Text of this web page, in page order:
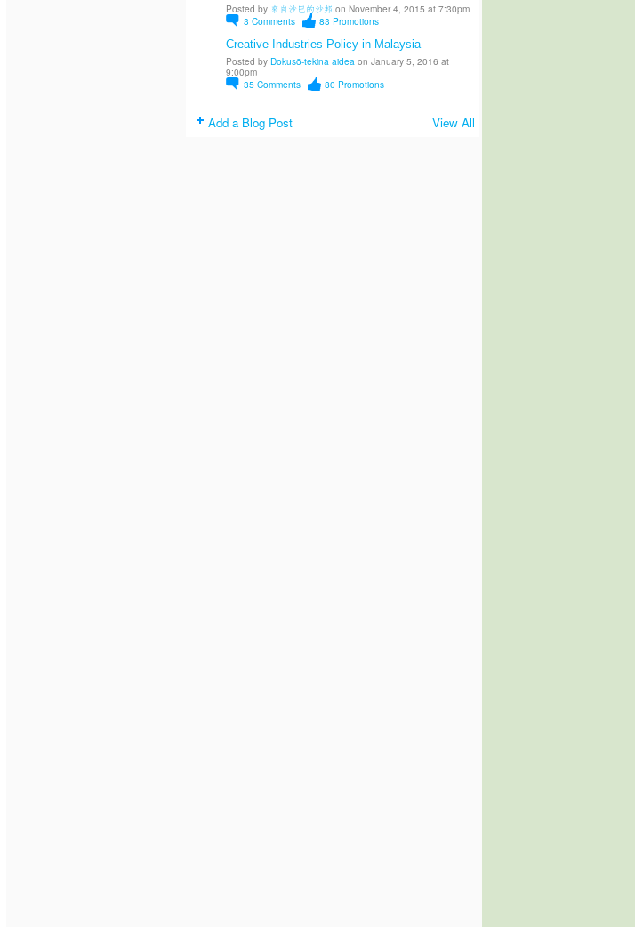
Posted by 來自沙巴的沙邦 on November 4, 2015 at 7:30pm
3 Comments 83 Promotions
Creative Industries Policy in Malaysia
Posted by Dokusō-tekina aidea on January 5, 2016 at
9:00pm
35 Comments 80 Promotions
Add a Blog Post View All